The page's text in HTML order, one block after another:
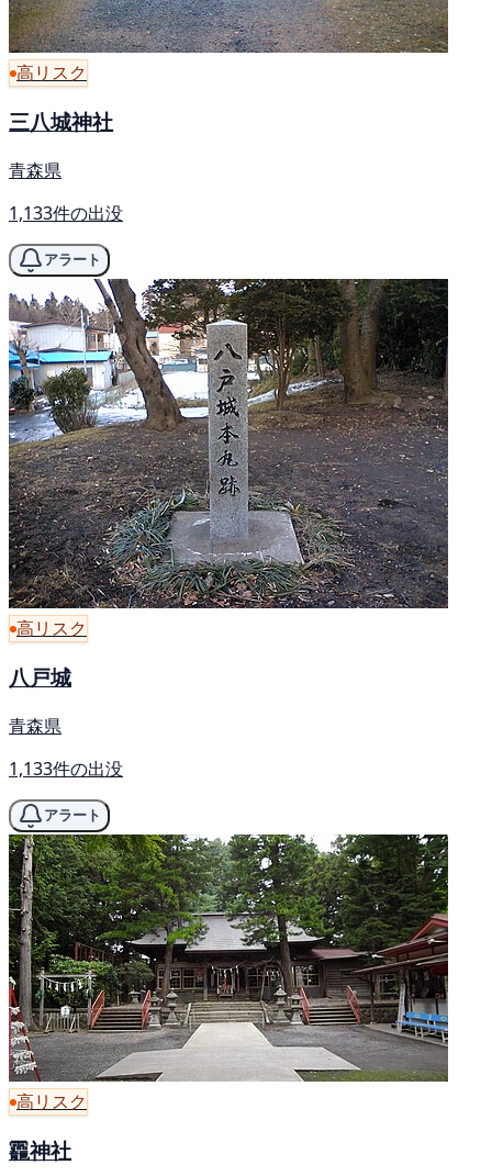
高リスク
三八城神社
青森県
1,133件の出没
アラート
高リスク
八戸城
青森県
1,133件の出没
アラート
高リスク
龗神社